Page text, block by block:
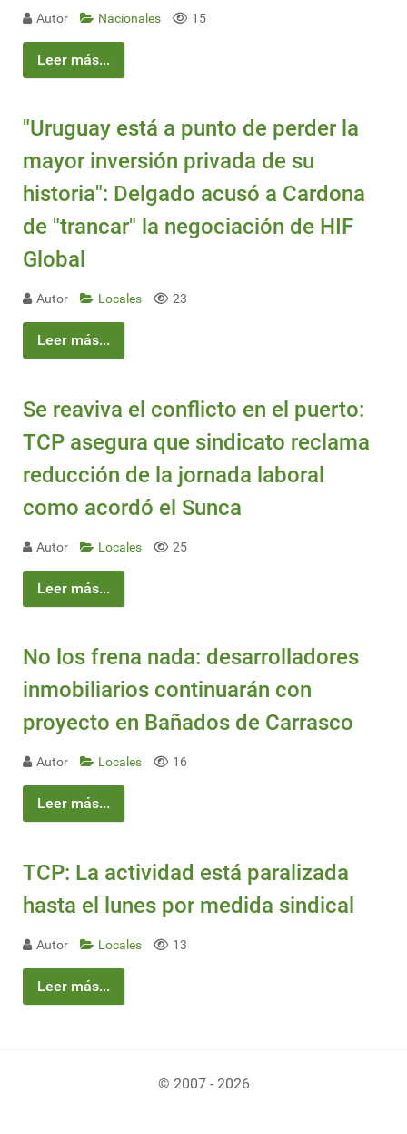
Autor Nacionales 15
Leer más...
"Uruguay está a punto de perder la
mayor inversión privada de su
historia": Delgado acusó a Cardona
de "trancar" la negociación de HIF
Global
Autor Locales 23
Leer más...
Se reaviva el conflicto en el puerto:
TCP asegura que sindicato reclama
reducción de la jornada laboral
como acordó el Sunca
Autor Locales 25
Leer más...
No los frena nada: desarrolladores
inmobiliarios continuarán con
proyecto en Bañados de Carrasco
Autor Locales 16
Leer más...
TCP: La actividad está paralizada
hasta el lunes por medida sindical
Autor Locales 13
Leer más...
© 2007 - 2026